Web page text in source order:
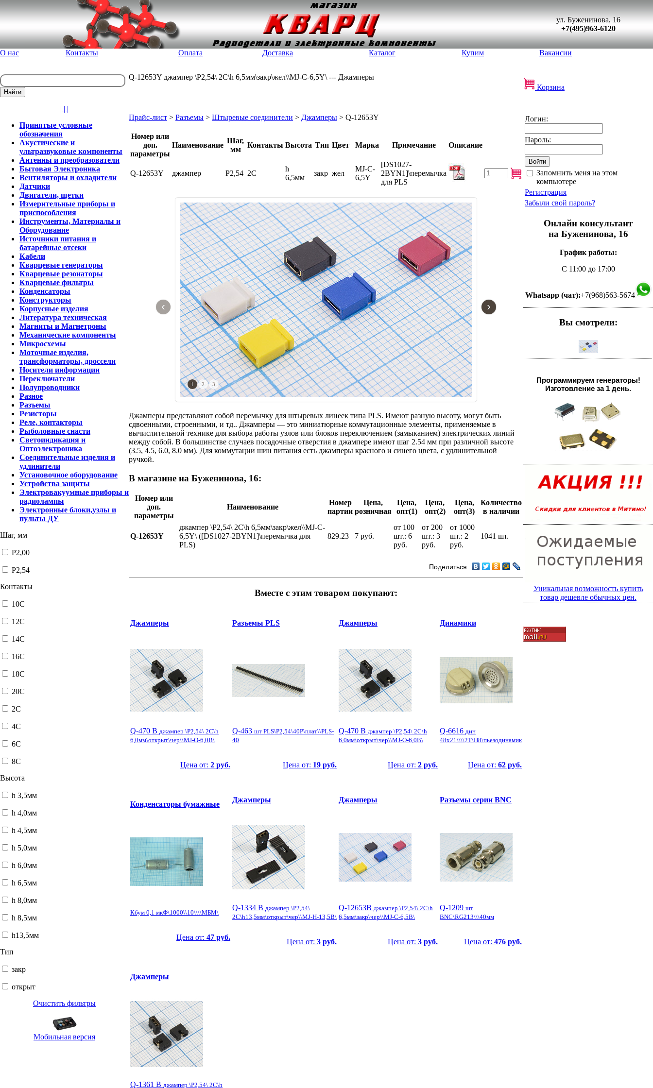
ул. Буженинова, 16
+7(495)963-6120
О нас Контакты Оплата Доставка Каталог Купим Вакансии
Q-12653Y джампер \P2,54\ 2C\h 6,5мм\закр\жел\\MJ-C-6,5Y\ --- Джамперы
Корзина
| | |
Принятые условные
обозначения
Акустические и
ультразвуковые компоненты
Антенны и преобразователи
Бытовая Электроника
Вентиляторы и охладители
Датчики
Двигатели, щетки
Измерительные приборы и
приспособления
Инструменты, Материалы и
Оборудование
Источники питания и
батарейные отсеки
Кабели
Кварцевые генераторы
Кварцевые резонаторы
Кварцевые фильтры
Конденсаторы
Конструкторы
Корпусные изделия
Литература техническая
Магниты и Магнетроны
Механические компоненты
Микросхемы
Моточные изделия,
трансформаторы, дроссели
Носители информации
Переключатели
Полупроводники
Разное
Разъемы
Резисторы
Реле, контакторы
Рыболовные снасти
Светоиндикация и
Оптоэлектроника
Соединительные изделия и
удлинители
Установочное оборудование
Устройства защиты
Электровакуумные приборы и
радиолампы
Электронные блоки,узлы и
пульты ДУ
Шаг, мм
P2,00
P2,54
Контакты
10C
12C
14C
16C
18C
20C
2C
4C
6C
8C
Высота
h 3,5мм
h 4,0мм
h 4,5мм
h 5,0мм
h 6,0мм
h 6,5мм
h 8,0мм
h 8,5мм
h13,5мм
Тип
закр
открыт
Очистить фильтры
Мобильная версия
Прайс-лист > Разъемы > Штыревые соединители > Джамперы > Q-12653Y
Номер или
доп.
параметры
Наименование
Шаг,
мм
Контакты Высота Тип Цвет Марка Примечание Описание
Q-12653Y джампер P2,54 2C
h
6,5мм
закр жел
MJ-C-
6,5Y
[DS1027-
2BYN1]\перемычка
для PLS
‹ ›
1 2 3
Джамперы представляют собой перемычку для штыревых линеек типа PLS. Имеют разную высоту, могут быть
сдвоенными, строенными, и тд.. Джамперы — это миниатюрные коммутационные элементы, применяемые в
вычислительной технике для выбора работы узлов или блоков переключением (замыканием) электрических линий
между собой. В большинстве случаев посадочные отверстия в джампере имеют шаг 2.54 мм при различной высоте
(3.5, 4.5, 6.0, 8.0 мм). Для коммутации шин питания есть джамперы красного и синего цвета, с удлинительной
ручкой.
В магазине на Буженинова, 16:
Номер или
доп.
параметры
Наименование
Номер
партии
Цена,
розничная
Цена,
опт(1)
Цена,
опт(2)
Цена,
опт(3)
Количество
в наличии
Q-12653Y
джампер \P2,54\ 2C\h 6,5мм\закр\жел\\MJ-C-
6,5Y\ ([DS1027-2BYN1]\перемычка для
PLS)
829.23 7 руб.
от 100
шт.: 6
руб.
от 200
шт.: 3
руб.
от 1000
шт.: 2
руб.
1041 шт.
Поделиться
Вместе с этим товаром покупают:
Джамперы
Q-470 B джампер \P2,54\ 2C\h
6,0мм\открыт\чер\\MJ-O-6,0B\
Цена от: 2 руб.
Разъемы PLS
Q-463 шт PLS\P2,54\40P\плат\\PLS-
40
Цена от: 19 руб.
Джамперы
Q-470 B джампер \P2,54\ 2C\h
6,0мм\открыт\чер\\MJ-O-6,0B\
Цена от: 2 руб.
Динамики
Q-6616 дин
48x21\\\\2T\H8\пьезодинамик
Цена от: 62 руб.
Конденсаторы бумажные
Кбум 0,1 мкФ\1000\\10\\\\МБМ\
Цена от: 47 руб.
Джамперы
Q-1334 B джампер \P2,54\
2C\h13,5мм\открыт\чер\\MJ-H-13,5B\
Цена от: 3 руб.
Джамперы
Q-12653B джампер \P2,54\ 2C\h
6,5мм\закр\чер\\MJ-C-6,5B\
Цена от: 3 руб.
Разъемы серии BNC
Q-1209 шт
BNC\RG213\\\40мм
Цена от: 476 руб.
Джамперы
Q-1361 B джампер \P2,54\ 2C\h
Логин:
Пароль:
Запомнить меня на этом
компьютере
Регистрация
Забыли свой пароль?
Онлайн консультант
на Буженинова, 16
График работы:
С 11:00 до 17:00
Whatsapp (чат):+7(968)563-5674
Вы смотрели:
Программируем генераторы!
Изготовление за 1 день.
Уникальная возможность купить
товар дешевле обычных цен.